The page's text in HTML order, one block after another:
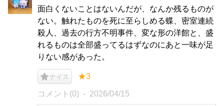
面白くないことはないんだが、なんか残るものが
ない。触れたものを死に至らしめる蝶、密室連続
殺人、過去の行方不明事件、変な形の洋館と、盛
れるものは全部盛ってるはずなのにあと一味が足
りない感があった。
ナイス ★3
コメント(0) 2026/04/15